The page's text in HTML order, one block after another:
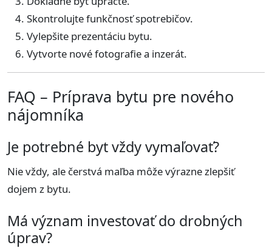
Skontrolujte funkčnosť spotrebičov.
Vylepšite prezentáciu bytu.
Vytvorte nové fotografie a inzerát.
FAQ – Príprava bytu pre nového
nájomníka
Je potrebné byt vždy vymaľovať?
Nie vždy, ale čerstvá maľba môže výrazne zlepšiť
dojem z bytu.
Má význam investovať do drobných
úprav?